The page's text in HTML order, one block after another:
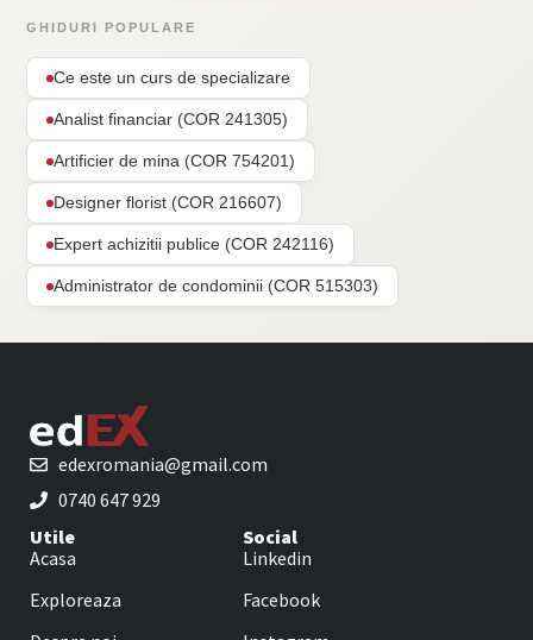
GHIDURI POPULARE
Ce este un curs de specializare
Analist financiar (COR 241305)
Artificier de mina (COR 754201)
Designer florist (COR 216607)
Expert achizitii publice (COR 242116)
Administrator de condominii (COR 515303)
edexromania@gmail.com
0740 647 929
Utile
Acasa
Exploreaza
Social
Linkedin
Facebook